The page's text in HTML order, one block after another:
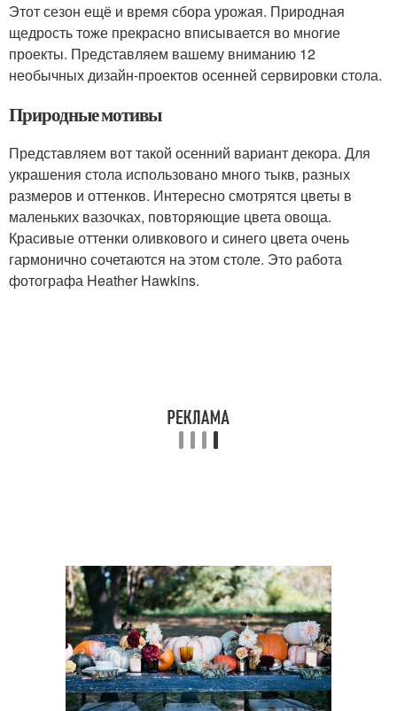
Этот сезон ещё и время сбора урожая. Природная
щедрость тоже прекрасно вписывается во многие
проекты. Представляем вашему вниманию 12
необычных дизайн-проектов осенней сервировки стола.
Природные мотивы
Представляем вот такой осенний вариант декора. Для
украшения стола использовано много тыкв, разных
размеров и оттенков. Интересно смотрятся цветы в
маленьких вазочках, повторяющие цвета овоща.
Красивые оттенки оливкового и синего цвета очень
гармонично сочетаются на этом столе. Это работа
фотографа Heather Hawkins.